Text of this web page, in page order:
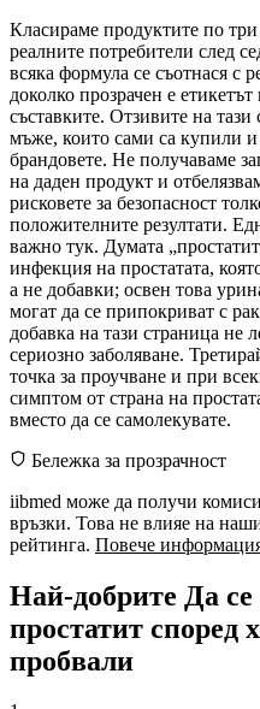
Класираме продуктите по
реалните потребители след
всяка формула се съотнася с
доколко прозрачен е
съставките. Отзивите на
мъже, които сами са купили
брандовете. Не получаваме
на даден продукт и
рисковете за безопасност
положителните резултати.
важно тук. Думата
инфекция на простатата,
а не добавки; освен това
могат да се припокриват с
добавка на тази страница не
сериозно заболяване.
точка за проучване и при
симптом от страна на
вместо да се самолекувате.
Бележка за прозрачност
iibmed може да получи
връзки. Това не влияе на
рейтинга. Повече
Най-добрите Да се
простатит според
пробвали